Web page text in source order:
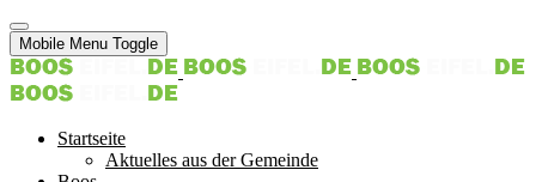
Mobile Menu Toggle
Startseite
Aktuelles aus der Gemeinde